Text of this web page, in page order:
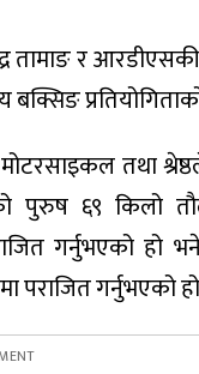
र आरडीएसकी
बक्सिङ
तथा
पुरुष ६९ किलो
गर्नुभएको हो
पराजित गर्नुभएको